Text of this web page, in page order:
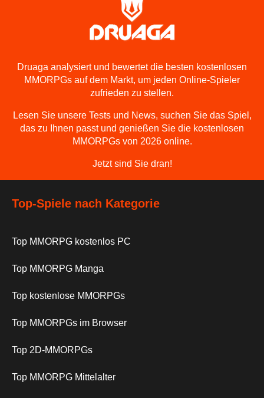
Druaga analysiert und bewertet die besten kostenlosen
MMORPGs auf dem Markt, um jeden Online-Spieler
zufrieden zu stellen.
Lesen Sie unsere Tests und News, suchen Sie das Spiel,
das zu Ihnen passt und genießen Sie die kostenlosen
MMORPGs von 2026 online.
Jetzt sind Sie dran!
Top-Spiele nach Kategorie
Top MMORPG kostenlos PC
Top MMORPG Manga
Top kostenlose MMORPGs
Top MMORPGs im Browser
Top 2D-MMORPGs
Top MMORPG Mittelalter